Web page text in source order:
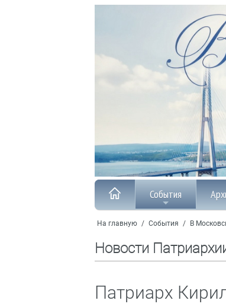
События
На главную / События / В
Новости
Патриарх